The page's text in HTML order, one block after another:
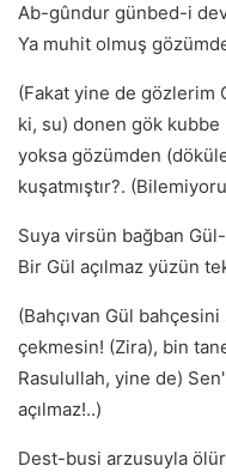
Ab-gûndur günbed-i
Ya muhit olmuş
(Fakat yine de gözlerim
ki, su) donen gök
yoksa gözümden
kuşatmıştır?.
Suya virsün bağban
Bir Gül açılmaz yüzün
(Bahçıvan Gül
çekmesin! (Zira), bin
Rasulullah, yine de)
açılmaz!..)
Dest-busi arzusuyla